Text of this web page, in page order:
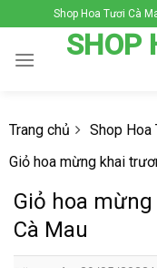
to
content
Shop Hoa Tươi Cà
SHOP
Trang chủ
Shop Hoa
Giỏ hoa mừng khai
Giỏ hoa
Cà Mau